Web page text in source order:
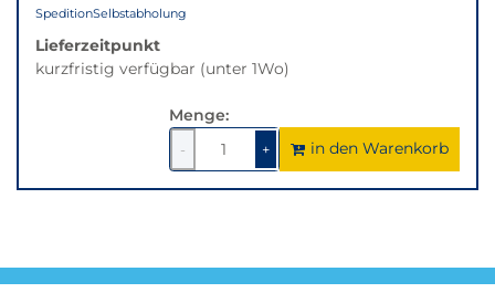
Variante.
SpeditionSelbstabholung
Lieferzeitpunkt
kurzfristig verfügbar (unter 1Wo)
Menge:
-
1
verringern
+1um
1
erhöhen
in den Warenkorb